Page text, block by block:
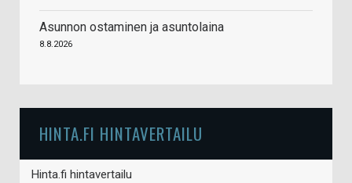
Asunnon ostaminen ja asuntolaina
8.8.2026
HINTA.FI HINTAVERTAILU
Hinta.fi hintavertailu